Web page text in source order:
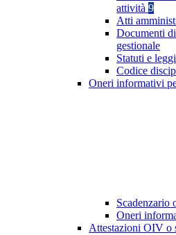
attività 9
Atti
Documenti
gestionale
Statuti e
Codice
Oneri informativi
Scadenzario
Oneri
Attestazioni OIV o